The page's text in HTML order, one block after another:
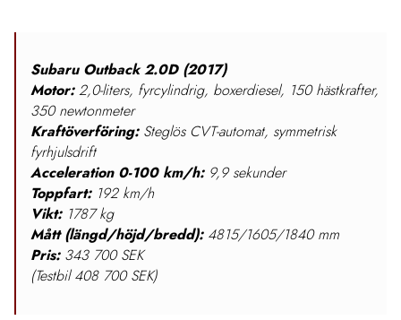
Subaru Outback 2.0D (2017)
Motor:2,0-liters, fyrcylindrig, boxerdiesel, 150 hästkrafter,
350 newtonmeter
Kraftöverföring:Steglös CVT-automat, symmetrisk
fyrhjulsdrift
Acceleration 0-100 km/h:9,9 sekunder
Toppfart:192 km/h
Vikt: 1787 kg
Mått (längd/höjd/bredd): 4815/1605/1840 mm
Pris:343 700 SEK
(Testbil 408 700 SEK)